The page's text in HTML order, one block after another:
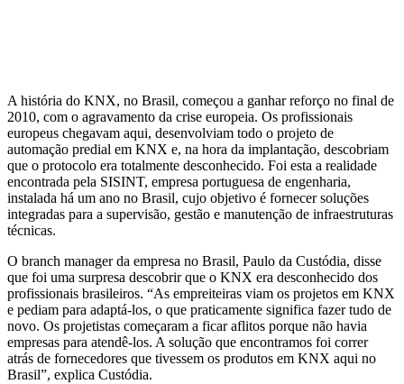
A história do KNX, no Brasil, começou a ganhar reforço no final de
2010, com o agravamento da crise europeia. Os profissionais
europeus chegavam aqui, desenvolviam todo o projeto de
automação predial em KNX e, na hora da implantação, descobriam
que o protocolo era totalmente desconhecido. Foi esta a realidade
encontrada pela SISINT, empresa portuguesa de engenharia,
instalada há um ano no Brasil, cujo objetivo é fornecer soluções
integradas para a supervisão, gestão e manutenção de infraestruturas
técnicas.
O branch manager da empresa no Brasil, Paulo da Custódia, disse
que foi uma surpresa descobrir que o KNX era desconhecido dos
profissionais brasileiros. “As empreiteiras viam os projetos em KNX
e pediam para adaptá-los, o que praticamente significa fazer tudo de
novo. Os projetistas começaram a ficar aflitos porque não havia
empresas para atendê-los. A solução que encontramos foi correr
atrás de fornecedores que tivessem os produtos em KNX aqui no
Brasil”, explica Custódia.